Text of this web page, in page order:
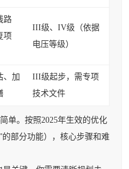
路
项
III级、IV级（依据
电压等级）
、加
III级起步，需专项
技术文件
。按照2025年生效的优化
的部分功能），核心步骤和难